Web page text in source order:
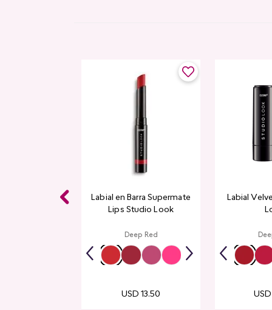
Labial en Barra Supermate
Lips Studio Look
Deep Red
USD 13.50
Labial
USD